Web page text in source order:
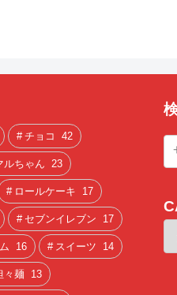
チョコ 42
ルちゃん 23
ロールケーキ 17
セブンイレブン 17
16 スイーツ 14
々麺 13